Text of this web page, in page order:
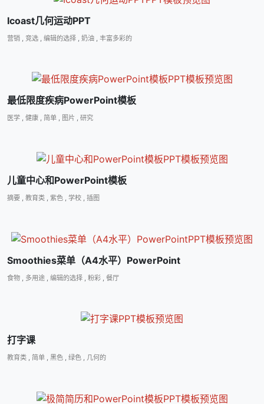
Icoast几何运动PPT
营销 竞选 编辑的选择 奶油 丰富多彩的
最低限度疾病PowerPoint模板
医学 , 健康 , 简单 , 图片 , 研究
儿童中心和PowerPoint模板
摘要 , 教育类 , 紫色 , 学校 , 插图
Smoothies菜单（A4水平）PowerPoint
食物 多用途 编辑的选择 粉彩 餐厅
打字课
教育类 , 简单 , 黑色 , 绿色 , 几何的